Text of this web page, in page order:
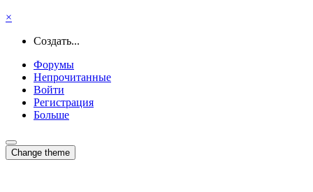
×
Создать...
Форумы
Непрочитанные
Войти
Регистрация
Больше
Change theme